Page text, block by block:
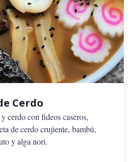
Cerdo
cerdo con fideos caseros,
de cerdo crujiente, bambú,
y alga nori.